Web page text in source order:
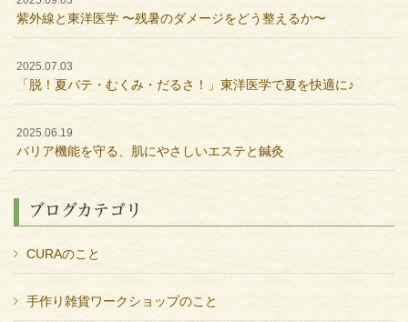
紫外線と東洋医学 〜残暑のダメージをどう整えるか〜
2025.07.03
「脱！夏バテ・むくみ・だるさ！」東洋医学で夏を快適に♪
2025.06.19
バリア機能を守る、肌にやさしいエステと鍼灸
ブログカテゴリ
CURAのこと
手作り雑貨ワークショップのこと